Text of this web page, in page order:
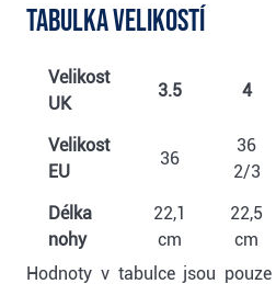
Tabulka velikostí
Velikost
UK
3.5 4
Velikost
EU
36
36
2/3
Délka
nohy
22,1
cm
22,5
cm
Hodnoty v tabulce jsou